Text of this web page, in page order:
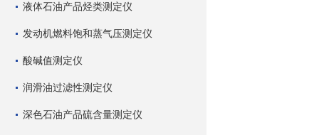
液体石油产品烃类测定仪
发动机燃料饱和蒸气压测定仪
酸碱值测定仪
润滑油过滤性测定仪
深色石油产品硫含量测定仪